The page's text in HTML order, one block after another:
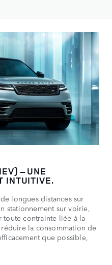
– UNE
INTUITIVE.
longues distances sur
stationnement sur voirie,
toute contrainte liée à la
la consommation de
que possible,